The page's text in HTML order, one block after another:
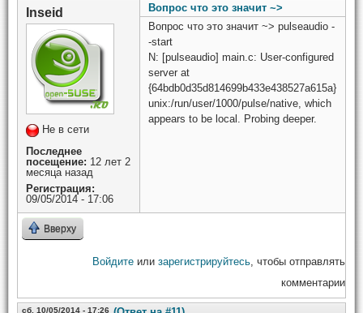
Inseid
Не в сети
Последнее
посещение: 12 лет 2
месяца назад
Регистрация:
09/05/2014 - 17:06
Вопрос что это значит ~>
Вопрос что это значит ~> pulseaudio -
-start
N: [pulseaudio] main.c: User-configured
server at
{64bdb0d35d814699b433e438527a615a}
unix:/run/user/1000/pulse/native, which
appears to be local. Probing deeper.
Вверху
Войдите или зарегистрируйтесь , чтобы отправлять
комментарии
сб, 10/05/2014 - 17:26